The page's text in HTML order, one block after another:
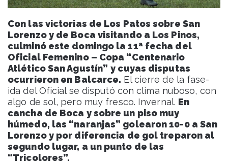
Con las victorias de Los Patos sobre San
Lorenzo y de Boca visitando a Los Pinos,
culminó este domingo la 11ª fecha del
Oficial Femenino – Copa “Centenario
Atlético San Agustín” y cuyas disputas
ocurrieron en Balcarce. El cierre de la fase-
ida del Oficial se disputó con clima nuboso, con
algo de sol, pero muy fresco. Invernal. En
cancha de Boca y sobre un piso muy
húmedo, las “naranjas” golearon 10-0 a San
Lorenzo y por diferencia de gol treparon al
segundo lugar, a un punto de las
“Tricolores”.